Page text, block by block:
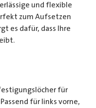
und flexible
zum Aufsetzen
es dafür, dass Ihre
für
für links vorne,